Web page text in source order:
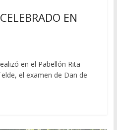
EN
en el Pabellón Rita
el examen de Dan de